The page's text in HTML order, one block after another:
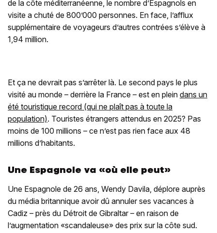
de la côte méditerranéenne, le nombre d’Espagnols en
visite a chuté de 800’000 personnes. En face, l’afflux
supplémentaire de voyageurs d’autres contrées s’élève à
1,94 million.
Et ça ne devrait pas s’arrêter là. Le second pays le plus
visité au monde – derrière la France – est en plein dans un
été touristique record (qui ne plaît pas à toute la
population). Touristes étrangers attendus en 2025? Pas
moins de 100 millions – ce n’est pas rien face aux 48
millions d’habitants.
Une Espagnole va «où elle peut»
Une Espagnole de 26 ans, Wendy Davila, déplore auprès
du média britannique avoir dû annuler ses vacances à
Cadiz – près du Détroit de Gibraltar – en raison de
l’augmentation «scandaleuse» des prix sur la côte sud.